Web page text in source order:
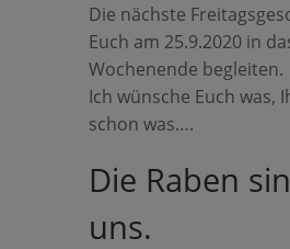
Die nächste
Euch am 25.9.2020 in
Wochenende begleiten.
Ich wünsche Euch was,
schon was….
Die Raben
uns.